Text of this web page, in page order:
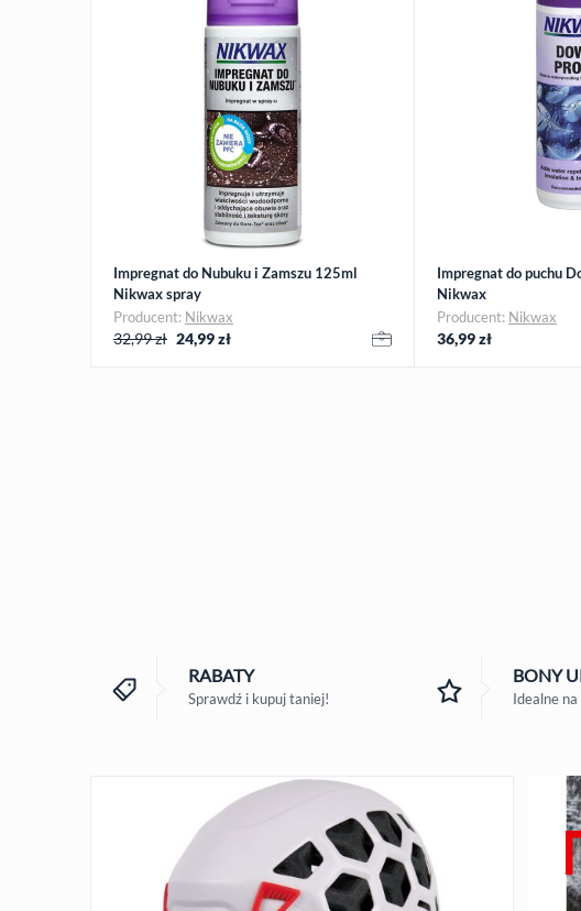
Impregnat do Nubuku i Zamszu 125ml
Nikwax spray
Producent: Nikwax
32,99 zł 24,99zł
Impregnat do puchu
Nikwax
Producent: Nikwax
36,99zł
RABATY
Sprawdź i kupuj taniej!
BONY
Idealne